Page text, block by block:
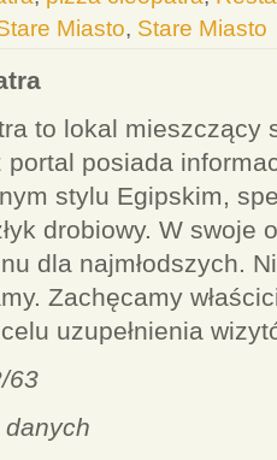
Miasto, Stare Miasto
to lokal mieszczący
portal posiada
stylu Egipskim,
drobiowy. W swoje
dla najmłodszych.
Zachęcamy
uzupełnienia
63
danych